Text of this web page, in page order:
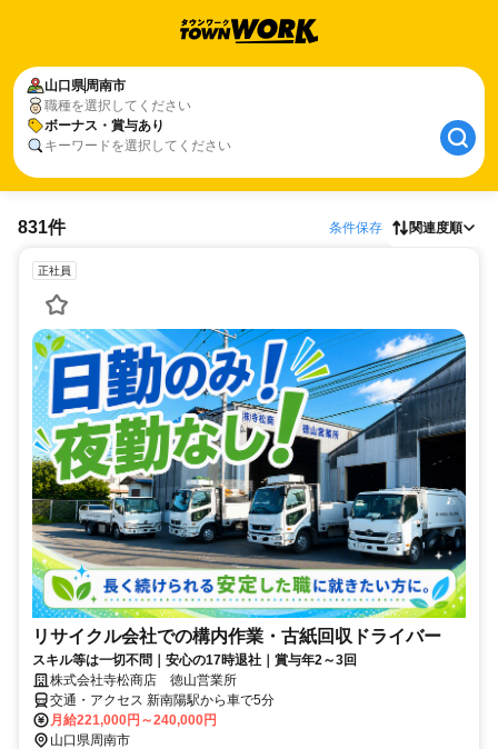
山口県周南市
職種を選択してください
ボーナス・賞与あり
キーワードを選択してください
831件 条件保存 関連度順
正社員
リサイクル会社での構内作業・古紙回収ドライバー
スキル等は一切不問｜安心の17時退社｜賞与年2～3回
株式会社寺松商店 徳山営業所
交通・アクセス 新南陽駅から車で5分
月給221,000円～240,000円
山口県周南市